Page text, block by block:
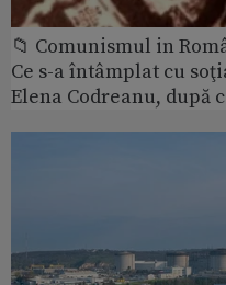
📁 Comunismul in
Ce s-a întâmplat cu
Elena Codreanu, după